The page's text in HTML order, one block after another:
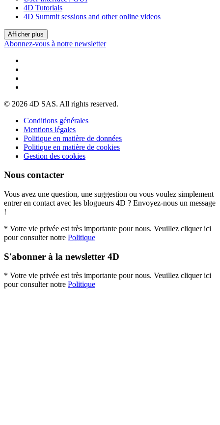
4D Tutorials
4D Summit sessions and other online videos
Afficher plus
Abonnez-vous à notre newsletter
© 2026 4D SAS. All rights reserved.
Conditions générales
Mentions légales
Politique en matière de données
Politique en matière de cookies
Gestion des cookies
Nous contacter
Vous avez une question, une suggestion ou vous voulez simplement
entrer en contact avec les blogueurs 4D ? Envoyez-nous un message
!
* Votre vie privée est très importante pour nous. Veuillez cliquer ici
pour consulter notre Politique
S'abonner à la newsletter 4D
* Votre vie privée est très importante pour nous. Veuillez cliquer ici
pour consulter notre Politique